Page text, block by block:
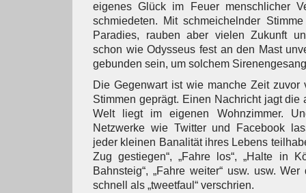
eigenes Glück im Feuer menschlicher
schmiedeten. Mit schmeichelnder
Paradies, rauben aber vielen Zukunft
schon wie Odysseus fest an den Mast
gebunden sein, um solchem
Die Gegenwart ist wie manche Zeit zuvor
Stimmen geprägt. Einen Nachricht jagt die
Welt liegt im eigenen Wohnzimmer.
Netzwerke wie Twitter und Facebook
jeder kleinen Banalität ihres Lebens
Zug gestiegen“, „Fahre los“, „Halte in
Bahnsteig“, „Fahre weiter“ usw. usw.
schnell als „tweetfaul“ verschrien.